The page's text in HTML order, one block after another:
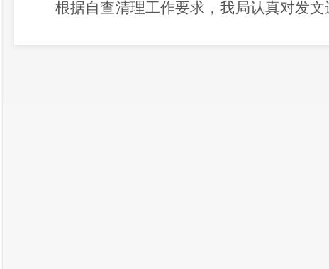
根据自查清理工作要求 ，我局认真对发文